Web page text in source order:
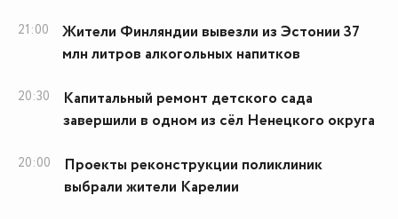
21:00
Жители Финляндии вывезли из Эстонии 37
млн литров алкогольных напитков
20:30
Капитальный ремонт детского сада
завершили в одном из сёл Ненецкого округа
20:00
Проекты реконструкции поликлиник
выбрали жители Карелии